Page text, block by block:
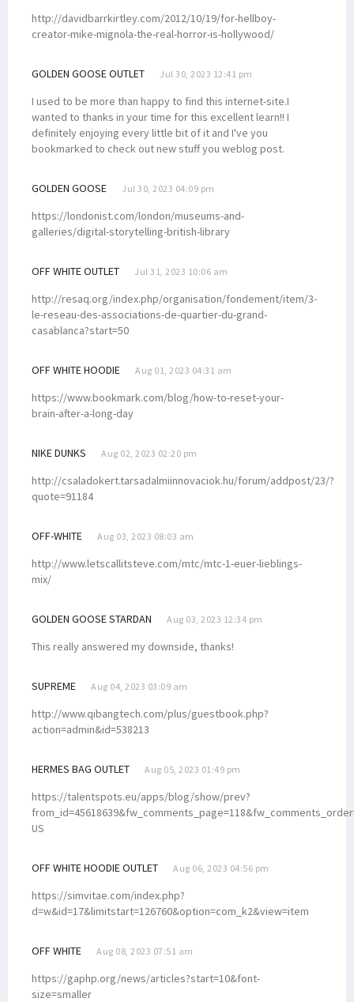
http://davidbarrkirtley.com/2012/10/19/for-hellboy-
creator-mike-mignola-the-real-horror-is-hollywood/
GOLDEN GOOSE OUTLET Jul 30, 2023 12:41 pm
I used to be more than happy to find this internet-site.I
wanted to thanks in your time for this excellent learn!! I
definitely enjoying every little bit of it and I've you
bookmarked to check out new stuff you weblog post.
GOLDEN GOOSE Jul 30, 2023 04:09 pm
https://londonist.com/london/museums-and-
galleries/digital-storytelling-british-library
OFF WHITE OUTLET Jul 31, 2023 10:06 am
http://resaq.org/index.php/organisation/fondement/item/3-
le-reseau-des-associations-de-quartier-du-grand-
casablanca?start=50
OFF WHITE HOODIE Aug 01, 2023 04:31 am
https://www.bookmark.com/blog/how-to-reset-your-
brain-after-a-long-day
NIKE DUNKS Aug 02, 2023 02:20 pm
http://csaladokert.tarsadalmiinnovaciok.hu/forum/addpost/23/?
quote=91184
OFF-WHITE Aug 03, 2023 08:03 am
http://www.letscallitsteve.com/mtc/mtc-1-euer-lieblings-
mix/
GOLDEN GOOSE STARDAN Aug 03, 2023 12:34 pm
This really answered my downside, thanks!
SUPREME Aug 04, 2023 03:09 am
http://www.qibangtech.com/plus/guestbook.php?
action=admin&id=538213
HERMES BAG OUTLET Aug 05, 2023 01:49 pm
https://talentspots.eu/apps/blog/show/prev?
US
OFF WHITE HOODIE OUTLET Aug 06, 2023 04:56 pm
https://simvitae.com/index.php?
d=w&id=17&limitstart=126760&option=com_k2&view=item
OFF WHITE Aug 08, 2023 07:51 am
https://gaphp.org/news/articles?start=10&font-
size=smaller